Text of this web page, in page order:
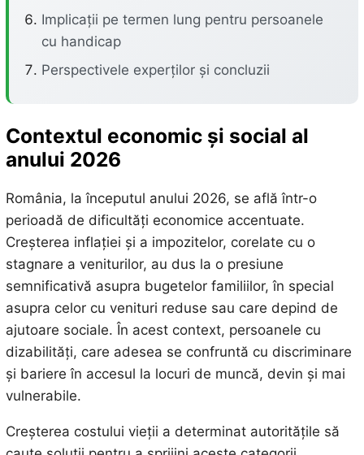
Implicații pe termen lung pentru persoanele
cu handicap
Perspectivele experților și concluzii
Contextul economic și social al
anului 2026
România, la începutul anului 2026, se află într-o
perioadă de dificultăți economice accentuate.
Creșterea inflației și a impozitelor, corelate cu o
stagnare a veniturilor, au dus la o presiune
semnificativă asupra bugetelor familiilor, în special
asupra celor cu venituri reduse sau care depind de
ajutoare sociale. În acest context, persoanele cu
dizabilități, care adesea se confruntă cu discriminare
și bariere în accesul la locuri de muncă, devin și mai
vulnerabile.
Creșterea costului vieții a determinat autoritățile să